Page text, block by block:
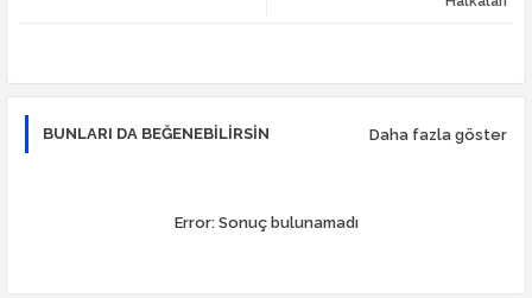
BUNLARI DA BEĞENEBILIRSIN Daha fazla göster
Error:Sonuç bulunamadı